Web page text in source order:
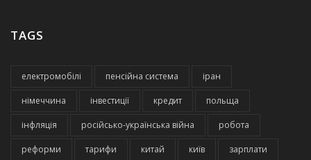
TAGS
електромобілі пенсійна система іран
німеччина інвестиції кредит польща
інфляція російсько-українська війна робота
реформи тарифи китай київ зарплати